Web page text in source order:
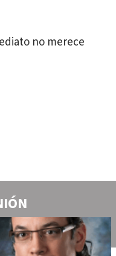
no merece